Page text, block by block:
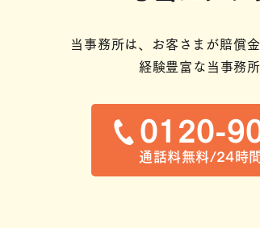
当事務所は、お客さまが賠償
経験豊富な当事務
0120-
通話料無料/24時